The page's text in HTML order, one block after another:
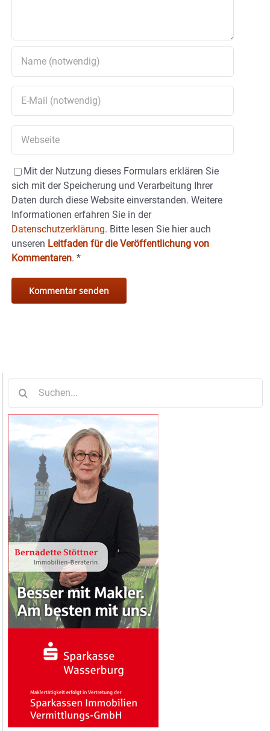
Mit der Nutzung dieses Formulars erklären Sie
sich mit der Speicherung und Verarbeitung Ihrer
Daten durch diese Website einverstanden. Weitere
Informationen erfahren Sie in der
Datenschutzerklärung. Bitte lesen Sie hier auch
unseren Leitfaden für die Veröffentlichung von
Kommentaren. *
nach: